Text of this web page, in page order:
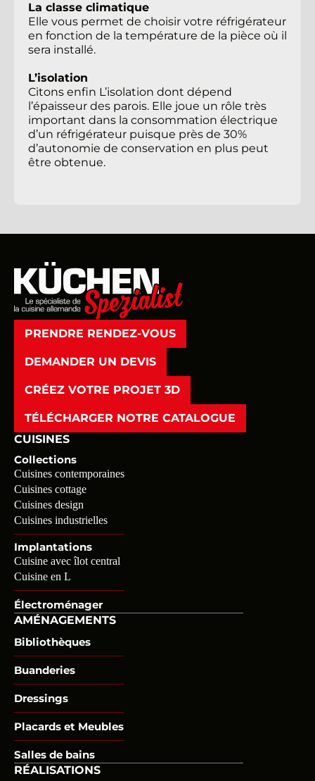
La classe climatique
Elle vous permet de choisir votre réfrigérateur
en fonction de la température de la pièce où il
sera installé.
L’isolation
Citons enfin L’isolation dont dépend
l’épaisseur des parois. Elle joue un rôle très
important dans la consommation électrique
d’un réfrigérateur puisque près de 30%
d’autonomie de conservation en plus peut
être obtenue.
PRENDRE RENDEZ-VOUS
DEMANDER UN DEVIS
CRÉEZ VOTRE PROJET 3D
TÉLÉCHARGER NOTRE CATALOGUE
CUISINES
Collections
Cuisines contemporaines
Cuisines cottage
Cuisines design
Cuisines industrielles
Implantations
Cuisine avec îlot central
Cuisine en L
Électroménager
AMÉNAGEMENTS
Bibliothèques
Buanderies
Dressings
Placards et Meubles
Salles de bains
RÉALISATIONS